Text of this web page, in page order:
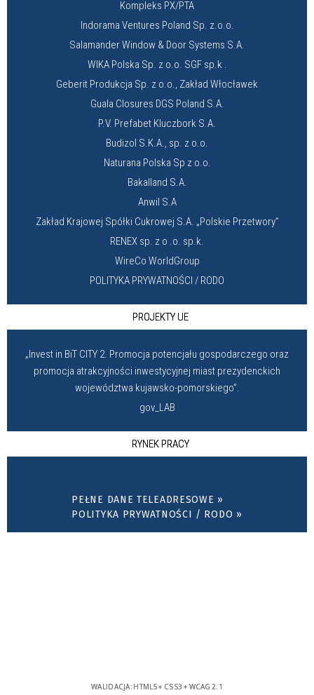
Kompleks PX/PTA
Indorama Ventures Poland Sp. z.o.o.
Salamander Window & Door Systems S.A.
WIKA Polska Sp. z o.o. SGF sp.k .
Geberit Produkcja Sp. z o.o., Zakład Włocławek
Guala Closures DGS Poland S.A.
P.V. Prefabet Kluczbork S.A.
Budizol S.K.A., sp. z o.o.
Naturana Polska Sp z o.o.
Bakalland S.A.
Anwil S.A
Zakład Krajowej Spółki Cukrowej S.A. „Polskie Przetwory”
RENEX sp. z o .o. sp.k.
WireCo WorldGroup
POLITYKA PRYWATNOŚCI / RODO
PROJEKTY UE
„Invest in BiT CITY 2. Promocja potencjału gospodarczego oraz
promocja atrakcyjności inwestycyjnej miast prezydenckich
województwa kujawsko-pomorskiego”.
gov_LAB
RYNEK PRACY
PEŁNE DANE TELEADRESOWE »
POLITYKA PRYWATNOŚCI / RODO »
WALIDACJA: HTML5+ CSS3 + WCAG 2.1